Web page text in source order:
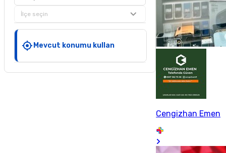
İlçe seçin
Mevcut konumu kullan
Cengizhan Emen